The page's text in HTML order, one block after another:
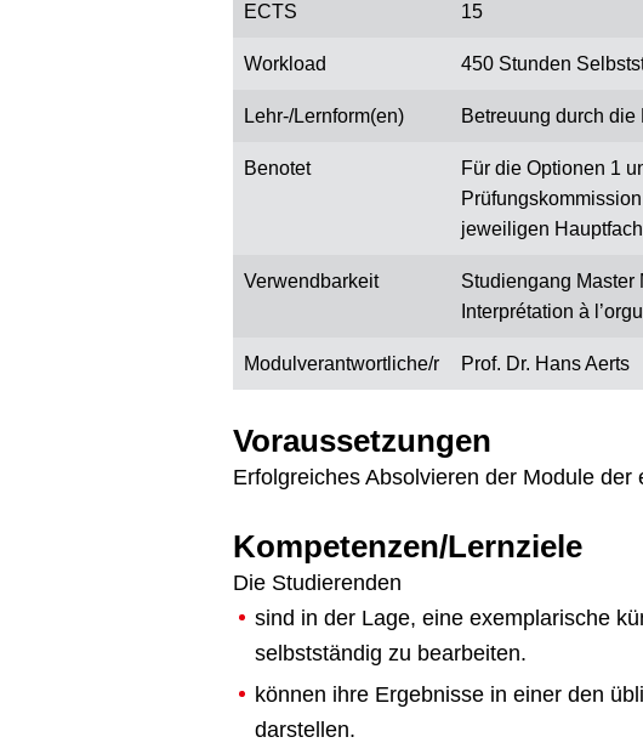
ECTS 15
Workload 450 Stunden
Lehr-/Lernform(en) Betreuung durch
Benotet
Für die Optionen 1
jeweiligen
Verwendbarkeit
Studiengang
Interprétation à
Modulverantwortliche/r Prof. Dr. Hans Aerts
Voraussetzungen
Erfolgreiches Absolvieren der Module der
Kompetenzen/Lernziele
Die Studierenden
sind in der Lage, eine exemplarische
selbstständig zu bearbeiten.
können ihre Ergebnisse in einer den
darstellen.